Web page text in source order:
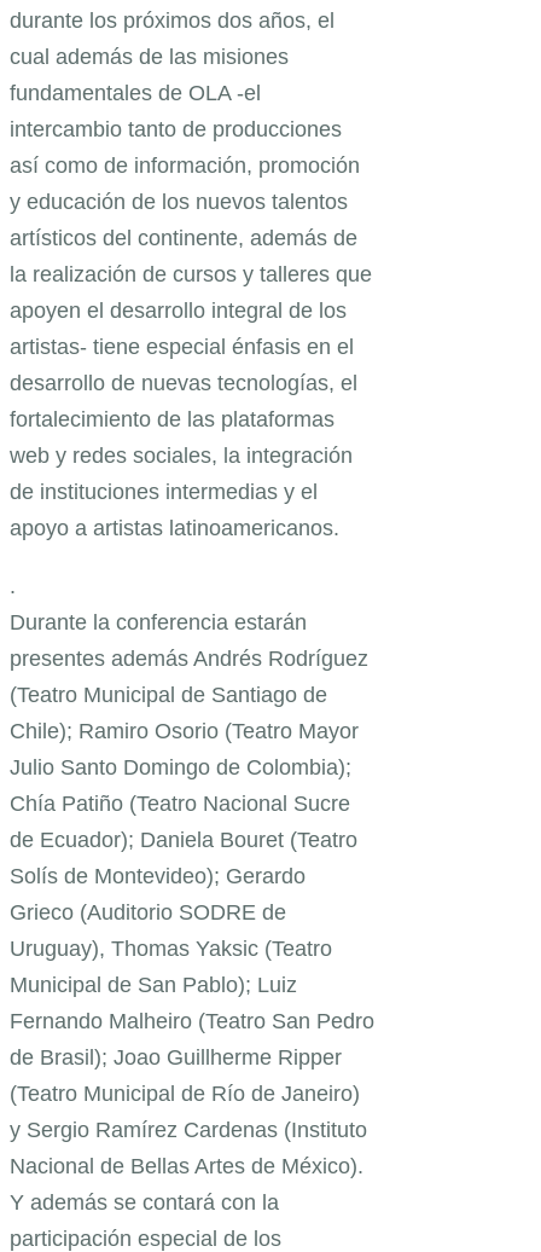
durante los próximos dos años, el
cual además de las misiones
fundamentales de OLA -el
intercambio tanto de producciones
así como de información, promoción
y educación de los nuevos talentos
artísticos del continente, además de
la realización de cursos y talleres que
apoyen el desarrollo integral de los
artistas- tiene especial énfasis en el
desarrollo de nuevas tecnologías, el
fortalecimiento de las plataformas
web y redes sociales, la integración
de instituciones intermedias y el
apoyo a artistas latinoamericanos.
.
Durante la conferencia estarán
presentes además Andrés Rodríguez
(Teatro Municipal de Santiago de
Chile); Ramiro Osorio (Teatro Mayor
Julio Santo Domingo de Colombia);
Chía Patiño (Teatro Nacional Sucre
de Ecuador); Daniela Bouret (Teatro
Solís de Montevideo); Gerardo
Grieco (Auditorio SODRE de
Uruguay), Thomas Yaksic (Teatro
Municipal de San Pablo); Luiz
Fernando Malheiro (Teatro San Pedro
de Brasil); Joao Guillherme Ripper
(Teatro Municipal de Río de Janeiro)
y Sergio Ramírez Cardenas (Instituto
Nacional de Bellas Artes de México).
Y además se contará con la
participación especial de los